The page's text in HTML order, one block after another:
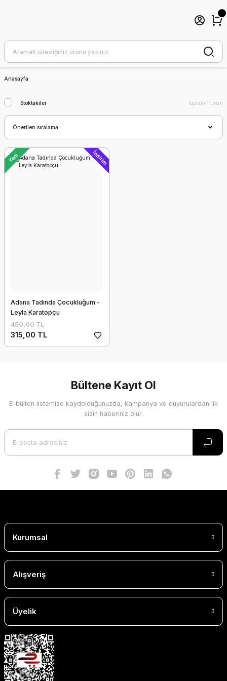
Anasayfa
Stoktakiler Toplam 1 ürün
Yeni İndirim
Adana Tadında Çocukluğum -
Leyla Karatopçu
450,00 TL
315,00 TL
Bültene Kayıt Ol
E-bülten listemize kaydolduğunuzda, kampanya ve duyurulardan ilk
sizin haberiniz olur.
Kurumsal
Alışveriş
Üyelik